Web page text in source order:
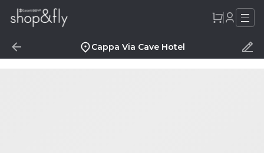
Cappa Via Cave Hotel